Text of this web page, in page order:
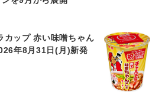
カップ 赤い味噌ちゃん
年8月31日(月)新発